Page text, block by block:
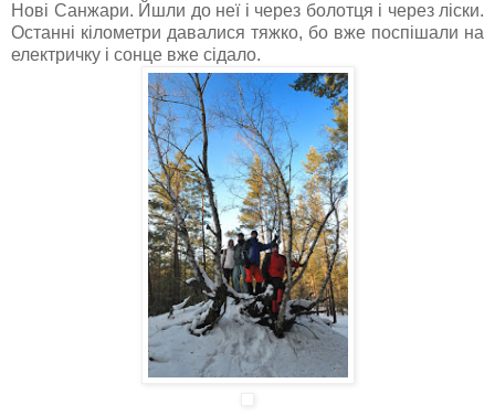
Нові Санжари. Йшли до неї і через болотця і через ліски.
Останні кілометри давалися тяжко, бо вже поспішали на
електричку і сонце вже сідало.